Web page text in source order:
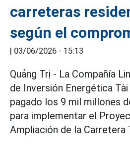
carreteras
según el
| 03/06/2026 - 15:13
Quảng Trị - La Compañía
de Inversión Energética Tài
pagado los 9 mil millones
para implementar el
Ampliación de la Carretera